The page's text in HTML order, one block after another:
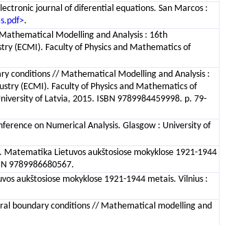
journal of diferential equations. San Marcos :
.
Modelling and Analysis : 16th
(ECMI). Faculty of Physics and Mathematics of
conditions // Mathematical Modelling and Analysis :
(ECMI). Faculty of Physics and Mathematics of
of Latvia, 2015. ISBN 9789984459998. p. 79-
on Numerical Analysis. Glasgow : University of
. Matematika Lietuvos aukštosiose mokyklose 1921-1944
9789986680567.
aukštosiose mokyklose 1921-1944 metais. Vilnius :
boundary conditions // Mathematical modelling and